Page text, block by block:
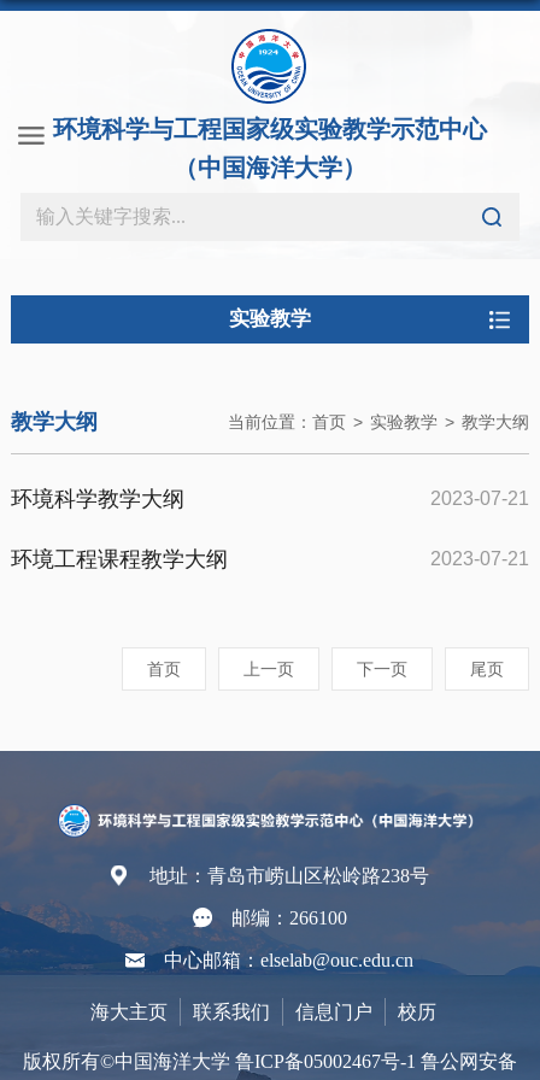
环境科学与工程国家级实验教学示范中心
（中国海洋大学）
实验教学
当前位置：首页 > 实验教学 > 教学大纲
教学大纲
环境科学教学大纲 2023-07-21
环境工程课程教学大纲 2023-07-21
首页 上一页 下一页 尾页
地址：青岛市崂山区松岭路238号
邮编：266100
中心邮箱：elselab@ouc.edu.cn
海大主页 联系我们 信息门户 校历
版权所有©中国海洋大学 鲁ICP备05002467号-1 鲁公网安备